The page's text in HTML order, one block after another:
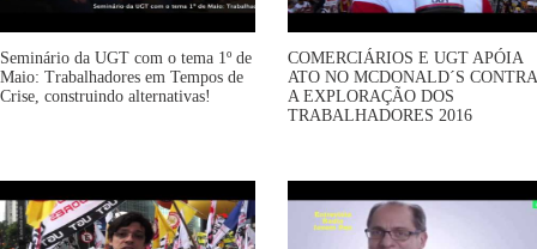
Seminário da UGT com o tema 1º de
Maio: Trabalhadores em Tempos de
Crise, construindo alternativas!
COMERCIÁRIOS E UGT APÓIA
ATO NO MCDONALD´S CONTRA
A EXPLORAÇÃO DOS
TRABALHADORES 2016